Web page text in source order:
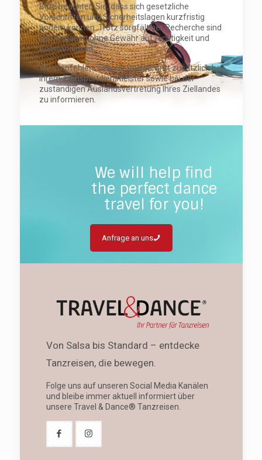
Bitte beachten Sie, dass sich gesetzliche
Vorschriften und Sicherheitslagen kurzfristig
ändern können. Trotz sorgfältiger Recherche sind
alle Angaben ohne Gewähr auf Richtigkeit und
Vollständigkeit.
Wir empfehlen, sich vor Reiseantritt zusätzlich bei
Ihrem Transportdienstleister sowie bei der
zuständigen Auslandsvertretung Ihres Ziellandes
zu informieren.
We will help find
the perfect dance
travel for you!
Anfrage an uns
Von Salsa bis Standard – entdecke
Tanzreisen, die bewegen.
Folge uns auf unseren Social Media Kanälen
und bleibe immer aktuell informiert über
unsere Travel & Dance® Tanzreisen.